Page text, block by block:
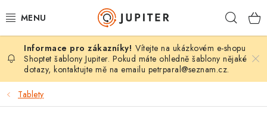
na
MOBILY, TABLETY
POČÍTAČE, NOTEBOOKY
Vítejte na ukázkovém e-shopu
Shoptet šablony Jupiter. Pokud máte ohledně šablony nějaké
dotazy, kontaktujte mě na emailu petrparal@seznam.cz.
Tablety